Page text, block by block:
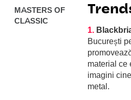
MASTERS OF
CLASSIC
1.
București
material ce
imagini
metal.